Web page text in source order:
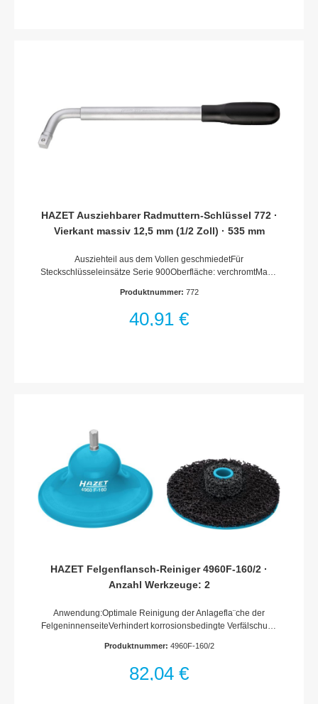
HAZET Ausziehbarer Radmuttern-Schlüssel 772 ·
Vierkant massiv 12,5 mm (1/2 Zoll) · 535 mm
Ausziehteil aus dem Vollen geschmiedetFür
Steckschlüsseleinsätze Serie 900Oberfläche: verchromtMade
Zoll)Schlüsselweite: · Außenvierkant 12,5 = 1/2
Gewicht (kg): 0.77 kgFür Handbetätigung
Produktnummer: 772
40,91 €
HAZET Felgenflansch-Reiniger 4960F-160/2 ·
Anzahl Werkzeuge: 2
Anwendung:Optimale Reinigung der Anlagefla¨che der
FelgeninnenseiteVerhindert korrosionsbedingte Verfälschung
vor dem Auswuchten sorgt für korrekte
Radzentrierungsdurchmesser: mindestens 51 mmDrehzahl
Produktnummer: 4960F-160/2
82,04 €